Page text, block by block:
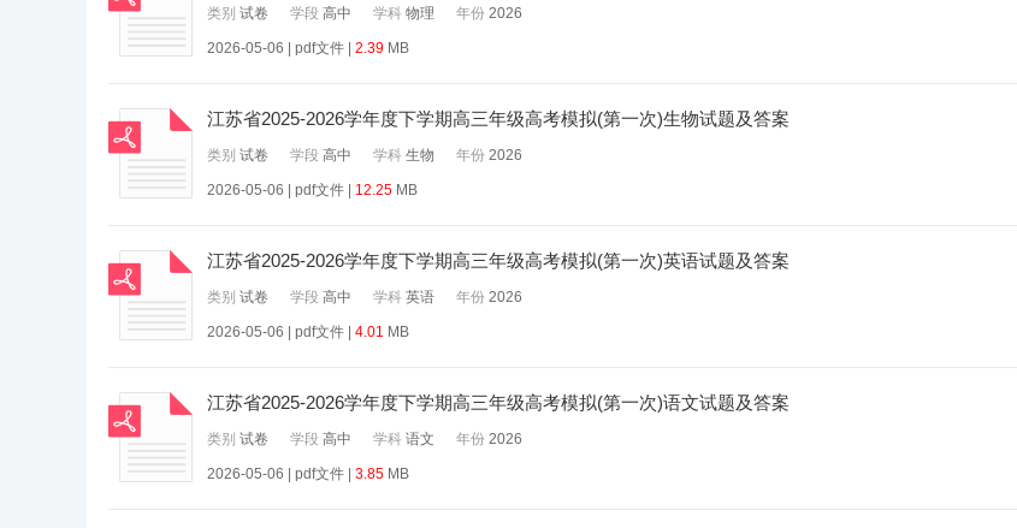
类别 试卷 学段 高中 学科 物理 年份 2026
2026-05-06 | pdf文件 | 2.39 MB
江苏省2025-2026学年度下学期高三年级高考模拟(第一次)生物试题及答案
类别 试卷 学段 高中 学科 生物 年份 2026
2026-05-06 | pdf文件 | 12.25 MB
江苏省2025-2026学年度下学期高三年级高考模拟(第一次)英语试题及答案
类别 试卷 学段 高中 学科 英语 年份 2026
2026-05-06 | pdf文件 | 4.01 MB
江苏省2025-2026学年度下学期高三年级高考模拟(第一次)语文试题及答案
类别 试卷 学段 高中 学科 语文 年份 2026
2026-05-06 | pdf文件 | 3.85 MB